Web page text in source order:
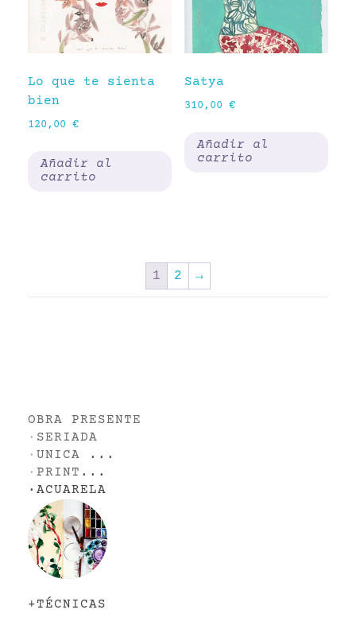
Lo que te sienta
bien
120,00 €
Añadir al
carrito
Satya
310,00 €
Añadir al
carrito
1 2 →
OBRA PRESENTE
· SERIADA
· UNICA ...
· PRINT ...
· ACUARELA
+TÉCNICAS